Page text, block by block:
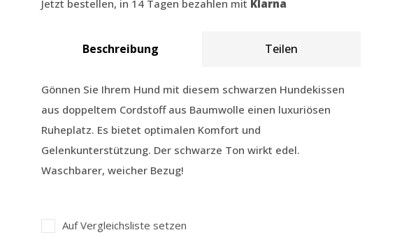
Jetzt bestellen, in 14 Tagen bezahlen mit Klarna
Beschreibung Teilen
Gönnen Sie Ihrem Hund mit diesem schwarzen Hundekissen
aus doppeltem Cordstoff aus Baumwolle einen luxuriösen
Ruheplatz. Es bietet optimalen Komfort und
Gelenkunterstützung. Der schwarze Ton wirkt edel.
Waschbarer, weicher Bezug!
Auf Vergleichsliste setzen